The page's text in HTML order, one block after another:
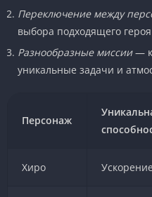
Переключение между
выбора подходящего
Разнообразные миссии—
уникальные задачи и
Персонаж
Хиро Ускорение